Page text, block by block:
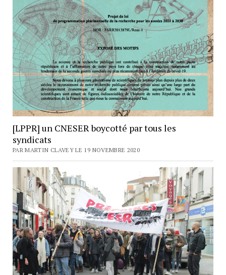
[LPPR] un CNESER boycotté par tous les
syndicats
PAR MARTIN CLAVEY LE 19 NOVEMBRE 2020